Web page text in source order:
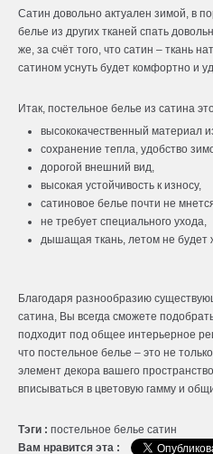
Сатин довольно актуален зимой, в
белье из других тканей спать
же, за счёт того, что сатин – ткань
сатином уснуть будет комфортно и
Итак, постельное белье из сатина
высококачественный материал
сохранение тепла, удобство
дорогой внешний вид,
высокая устойчивость к износу,
сатиновое белье почти не
не требует специального ухода,
дышащая ткань, летом не будет
Благодаря разнообразию
сатина, Вы всегда сможете
подходит под общее интерьерное
что постельное белье – это не
элемент декора вашего
вписываться в цветовую гамму и
Тэги : постельное белье сатин
Вам нравится эта :